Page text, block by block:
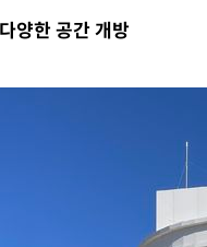
3000명 돌파
기고 담벼락 붕괴
' 무더위, 열대야 계속[다음
…쇄신의 기회로 삼겠다"
양한 공간 개방